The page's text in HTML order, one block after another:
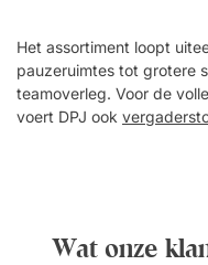
Het assortiment loopt
pauzeruimtes tot grotere
teamoverleg. Voor de
voert DPJ ook
Wat onze